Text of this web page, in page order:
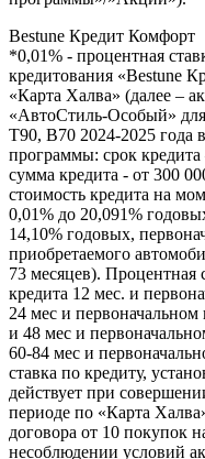
Bestune Кредит Комфорт
*0,01% - процентная
кредитования «Bestune
«Карта Халва» (далее –
«АвтоСтиль-Особый»
T90, B70 2024-2025 года
программы: срок
сумма кредита - от 300
стоимость кредита на
0,01% до 20,091%
14,10% годовых,
приобретаемого
73 месяцев). Процентная
кредита 12 мес. и
24 мес и первоначальном
и 48 мес и
60-84 мес и
ставка по кредиту,
действует при
периоде по «Карта
договора от 10 покупок
несоблюдении условий